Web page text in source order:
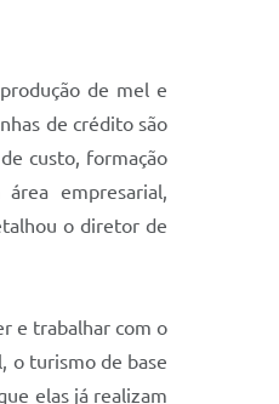
de mel e
de crédito são
custo, formação
empresarial,
o diretor de
e trabalhar com o
o turismo de base
elas já realizam